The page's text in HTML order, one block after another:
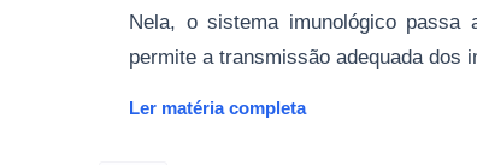
Nela, o sistema imunológico
permite a transmissão adequada dos
Ler matéria completa